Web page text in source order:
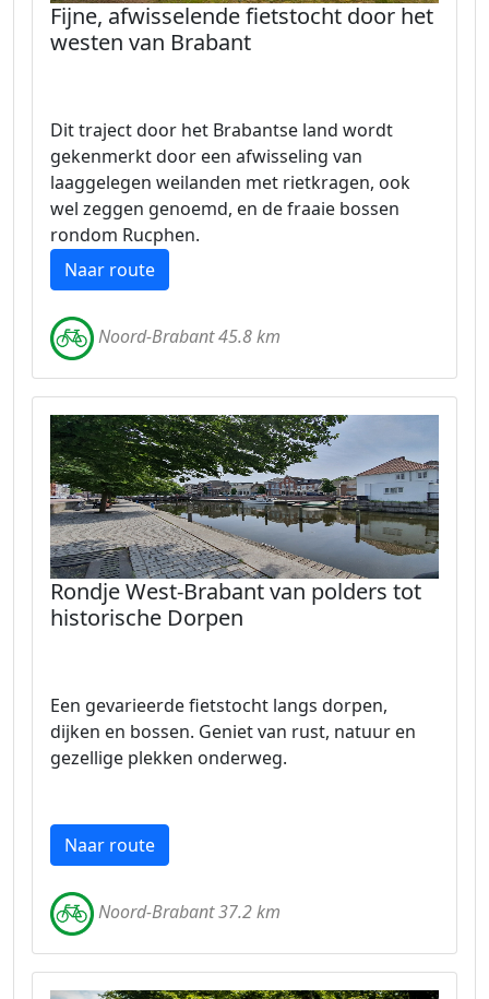
Fijne, afwisselende fietstocht door het
westen van Brabant
Dit traject door het Brabantse land wordt
gekenmerkt door een afwisseling van
laaggelegen weilanden met rietkragen, ook
wel zeggen genoemd, en de fraaie bossen
rondom Rucphen.
Naar route
Noord-Brabant 45.8 km
Rondje West-Brabant van polders tot
historische Dorpen
Een gevarieerde fietstocht langs dorpen,
dijken en bossen. Geniet van rust, natuur en
gezellige plekken onderweg.
Naar route
Noord-Brabant 37.2 km